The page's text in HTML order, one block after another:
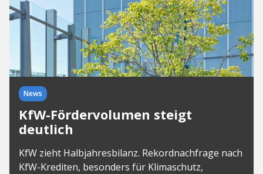
News
KfW-Fördervolumen steigt
deutlich
KfW zieht Halbjahresbilanz. Rekordnachfrage nach
KfW-Krediten, besonders für Klimaschutz,